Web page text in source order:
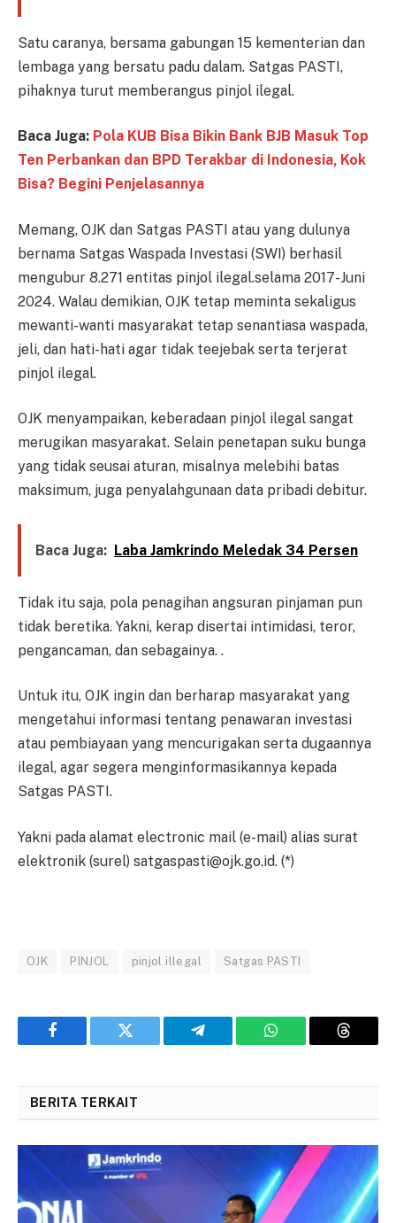
Satu caranya, bersama gabungan 15 kementerian dan
lembaga yang bersatu padu dalam. Satgas PASTI,
pihaknya turut memberangus pinjol ilegal.
Baca Juga: Pola KUB Bisa Bikin Bank BJB Masuk Top
Ten Perbankan dan BPD Terakbar di Indonesia, Kok
Bisa? Begini Penjelasannya
Memang, OJK dan Satgas PASTI atau yang dulunya
bernama Satgas Waspada Investasi (SWI) berhasil
mengubur 8.271 entitas pinjol ilegal.selama 2017-Juni
2024. Walau demikian, OJK tetap meminta sekaligus
mewanti-wanti masyarakat tetap senantiasa waspada,
jeli, dan hati-hati agar tidak teejebak serta terjerat
pinjol ilegal.
OJK menyampaikan, keberadaan pinjol ilegal sangat
merugikan masyarakat. Selain penetapan suku bunga
yang tidak seusai aturan, misalnya melebihi batas
maksimum, juga penyalahgunaan data pribadi debitur.
Baca Juga: Laba Jamkrindo Meledak 34 Persen
Tidak itu saja, pola penagihan angsuran pinjaman pun
tidak beretika. Yakni, kerap disertai intimidasi, teror,
pengancaman, dan sebagainya. .
Untuk itu, OJK ingin dan berharap masyarakat yang
mengetahui informasi tentang penawaran investasi
atau pembiayaan yang mencurigakan serta dugaannya
ilegal, agar segera menginformasikannya kepada
Satgas PASTI.
Yakni pada alamat electronic mail (e-mail) alias surat
elektronik (surel) satgaspasti@ojk.go.id. (*)
OJK PINJOL pinjol illegal Satgas PASTI
Facebook Twitter Telegram WhatsApp Threads
BERITA TERKAIT